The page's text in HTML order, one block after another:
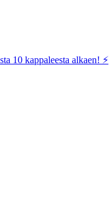
10 kappaleesta alkaen! ⚡️